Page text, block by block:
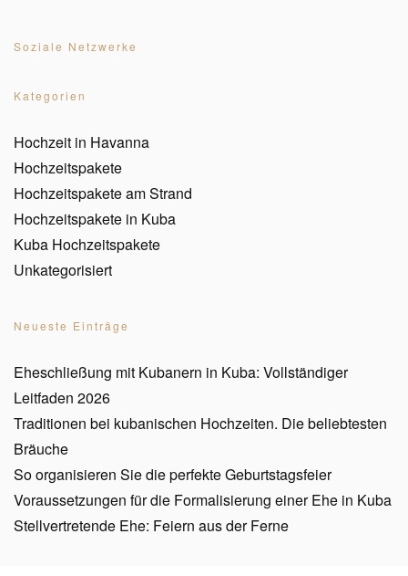
Soziale Netzwerke
Kategorien
Hochzeit in Havanna
Hochzeitspakete
Hochzeitspakete am Strand
Hochzeitspakete in Kuba
Kuba Hochzeitspakete
Unkategorisiert
Neueste Einträge
Eheschließung mit Kubanern in Kuba: Vollständiger
Leitfaden 2026
Traditionen bei kubanischen Hochzeiten. Die beliebtesten
Bräuche
So organisieren Sie die perfekte Geburtstagsfeier
Voraussetzungen für die Formalisierung einer Ehe in Kuba
Stellvertretende Ehe: Feiern aus der Ferne